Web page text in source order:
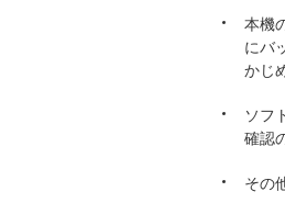
本機
にバ
かじ
ソフ
確認
その